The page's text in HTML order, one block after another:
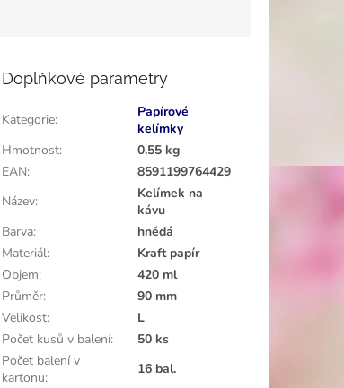
Doplňkové parametry
Kategorie:
Papírové
kelímky
Hmotnost:
0.55 kg
EAN:
8591199764429
Název:
Kelímek na
kávu
Barva:
hnědá
Materiál:
Kraft papír
Objem:
420 ml
Průměr:
90 mm
Velikost:
L
Počet kusů v balení:
50 ks
Počet balení v
kartonu:
16 bal.